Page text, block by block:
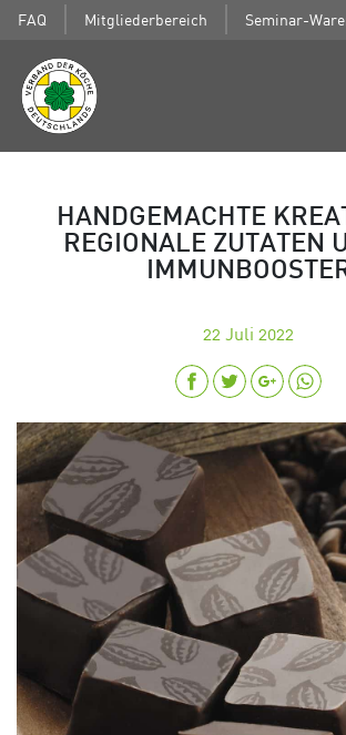
FAQ Mitgliederbereich Seminar-
HANDGEMACHTE
REGIONALE ZUTATEN
22 Juli 2022